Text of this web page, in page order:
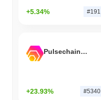
+5.34% #191
Pulsechain Bridged HEX (Pulsechain)
+23.93% #5340